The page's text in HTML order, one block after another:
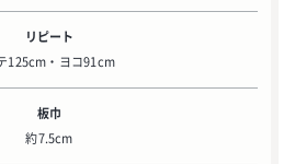
リピート
125cm・ヨコ91cm
板巾
約7.5cm